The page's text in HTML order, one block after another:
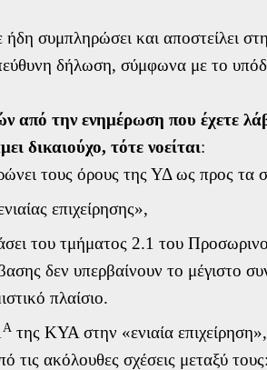
ήδη συμπληρώσει και αποστείλει
δήλωση, σύμφωνα με το
από την ενημέρωση που έχετε
δικαιούχο, τότε νοείται:
τους όρους της ΥΔ ως προς τα
επιχείρησης»,
του τμήματος 2.1 του
δεν υπερβαίνουν το μέγιστο
πλαίσιο.
Α της ΚΥΑ στην «ενιαία
τις ακόλουθες σχέσεις μεταξύ τους: